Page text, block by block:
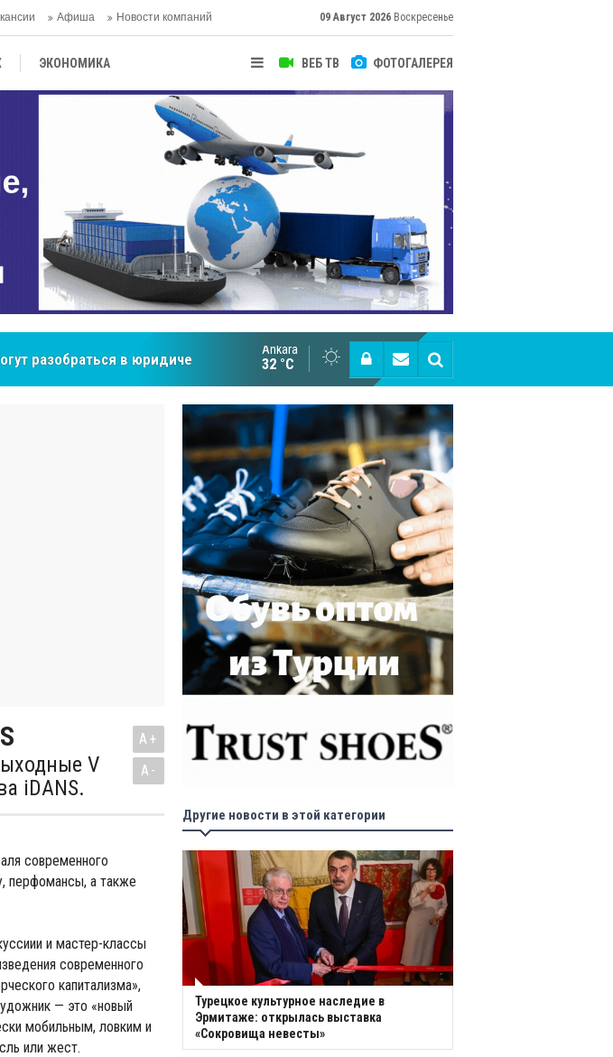
Афиша Новости компаний 09 Август 2026 Воскресенье
ВЕБ ТВ ФОТОГАЛЕРЕЯ
ЭКОНОМИКА
разобраться в юридических
Центральной Азии
Cottonhill покоряет мировые рынки
Ankara
32 °C
V
iDANS.
A+
A-
современного
перфомансы, а также
и мастер-классы
современного
капитализма»,
— это «новый
мобильным, ловким и
или жест.
Другие новости в этой категории
Турецкое культурное наследие в
Эрмитаже: открылась выставка
«Сокровища невесты»